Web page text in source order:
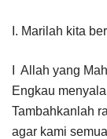
I. Marilah kita
I Allah yang
Engkau
Tambahkanlah
agar kami